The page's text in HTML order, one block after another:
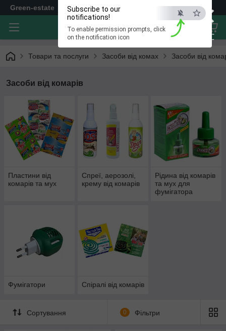
×
ESC
Subscribe to our
notifications!
To enable permission prompts, click
on the notification icon
Green-estate
Товари та послуги Засоби від комах Засоби від
Засоби від комарів
Пластини від
комарів та мух
Спреї, аерозолі,
крему від комарів
Рідина від комарів
та мух для
фумігатора
Фумігатори Спіралі від комарів
Сортування 0 Фільтри